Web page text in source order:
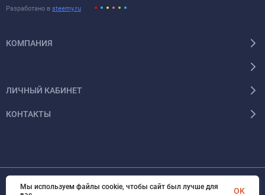
Разработано в steemy.ru
КОМПАНИЯ
ЛИЧНЫЙ КАБИНЕТ
КОНТАКТЫ
© 2026 Энергокомплект Крым. Все права защищены
Мы используем файлы cookie, чтобы сайт был лучше для
OK